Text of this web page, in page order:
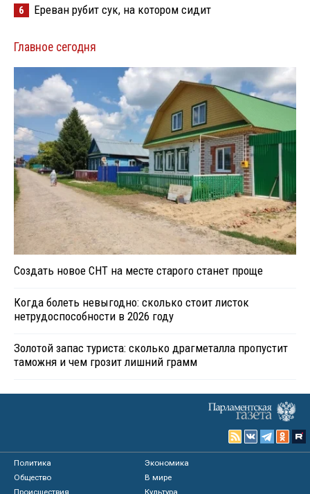
6 Ереван рубит сук, на котором сидит
Главное сегодня
Создать новое СНТ на месте старого станет проще
Когда болеть невыгодно: сколько стоит листок
нетрудоспособности в 2026 году
Золотой запас туриста: сколько драгметалла пропустит
таможня и чем грозит лишний грамм
Политика
Экономика
Общество
В мире